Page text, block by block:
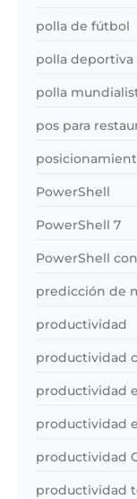
polla de fútbol
polla deportiva
polla
pos para
PowerShell
PowerShell 7
PowerShell
predicción de
productividad
productividad
productividad
productividad
productividad
productividad